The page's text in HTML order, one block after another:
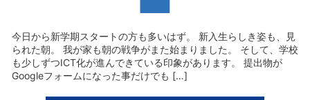
今日から新学期スタートの方も多いはず。 新入生らしき姿も、見
られた朝。 我が家も朝の戦争がまた始まりました。 そして、学校
も少しずつICT化が進んできている印象があります。 提出物が
Googleフォームになった事だけでも […]